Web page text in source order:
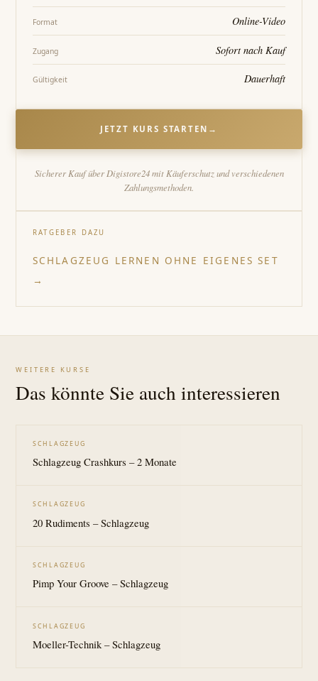
Format Online-Video
Zugang Sofort nach Kauf
Gültigkeit Dauerhaft
JETZT KURS STARTEN →
Sicherer Kauf über Digistore24 mit Käuferschutz und verschiedenen
Zahlungsmethoden.
RATGEBER DAZU
SCHLAGZEUG LERNEN OHNE EIGENES SET
→
WEITERE KURSE
Das könnte Sie auch interessieren
SCHLAGZEUG
Schlagzeug Crashkurs – 2 Monate
SCHLAGZEUG
20 Rudiments – Schlagzeug
SCHLAGZEUG
Pimp Your Groove – Schlagzeug
SCHLAGZEUG
Moeller-Technik – Schlagzeug